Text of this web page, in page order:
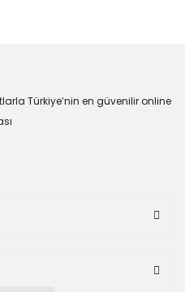
Türkiye’nin en güvenilir online